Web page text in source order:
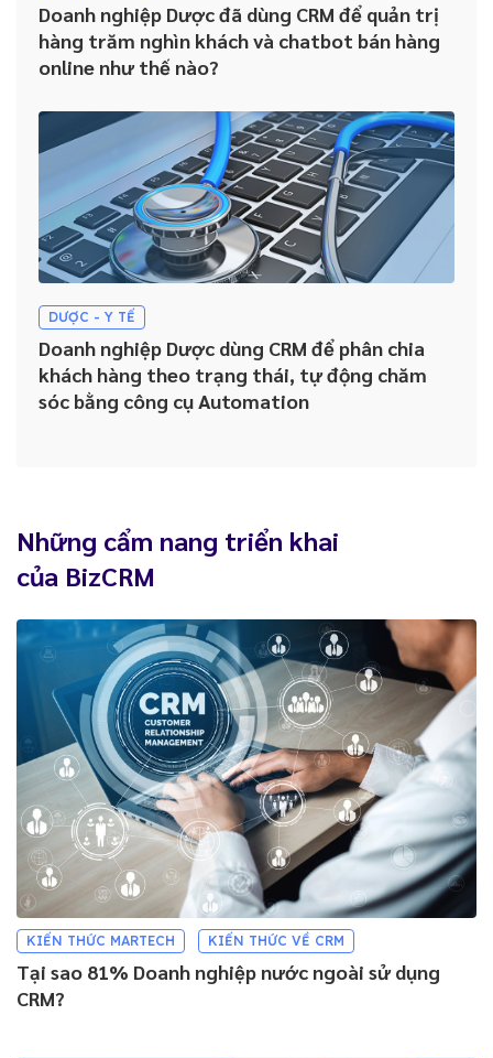
Doanh nghiệp Dược đã dùng CRM để quản trị
hàng trăm nghìn khách và chatbot bán hàng
online như thế nào?
DƯỢC - Y TẾ
Doanh nghiệp Dược dùng CRM để phân chia
khách hàng theo trạng thái, tự động chăm
sóc bằng công cụ Automation
Những cẩm nang triển khai
của BizCRM
KIẾN THỨC MARTECH KIẾN THỨC VỀ CRM
Tại sao 81% Doanh nghiệp nước ngoài sử dụng
CRM?